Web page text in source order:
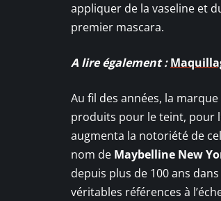
appliquer de la vaseline et
premier mascara.
A lire également :
Au fil des années, la
produits pour le teint, pour
augmenta la notoriété de
nom de Maybelline New
depuis plus de 100 ans
véritables références à